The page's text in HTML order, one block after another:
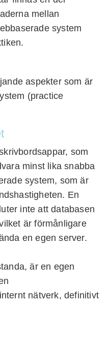
mellan
system
aspekter som är
(practice
som
minst lika snabba
system, som är
En
inte att databasen
är förmånligare
en egen server.
är en egen
nätverk, definitivt